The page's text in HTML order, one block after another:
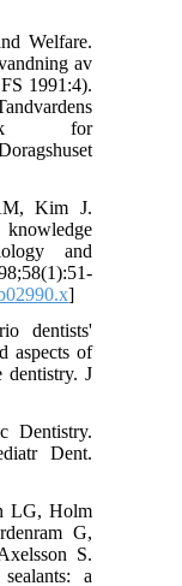
Welfare.
av
1991:4).
for
Kim J.
knowledge
and
dentists'
aspects of
dentistry. J
Dentistry.
Dent.
LG, Holm
G,
S.
sealants: a